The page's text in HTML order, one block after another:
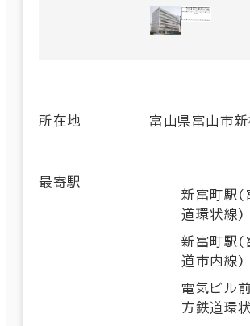
所在地 富山県富山市
最寄駅
新富町駅(
道環状線)
新富町駅(
道市内線)
電気ビル
方鉄道環